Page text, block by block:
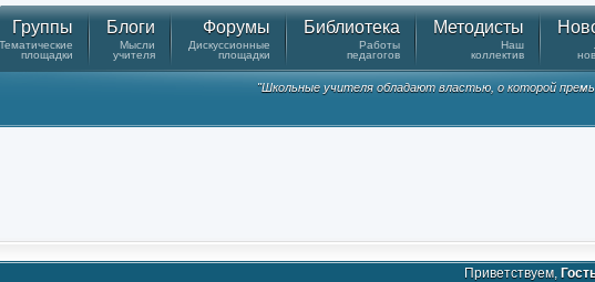
Группы
Тематические
площадки
Блоги
Мысли
учителя
Форумы
Дискуссионные
площадки
Библиотека
Работы
педагогов
Методисты
Наш
коллектив
"Школьные учителя обладают властью, о которой
Приветствуем,